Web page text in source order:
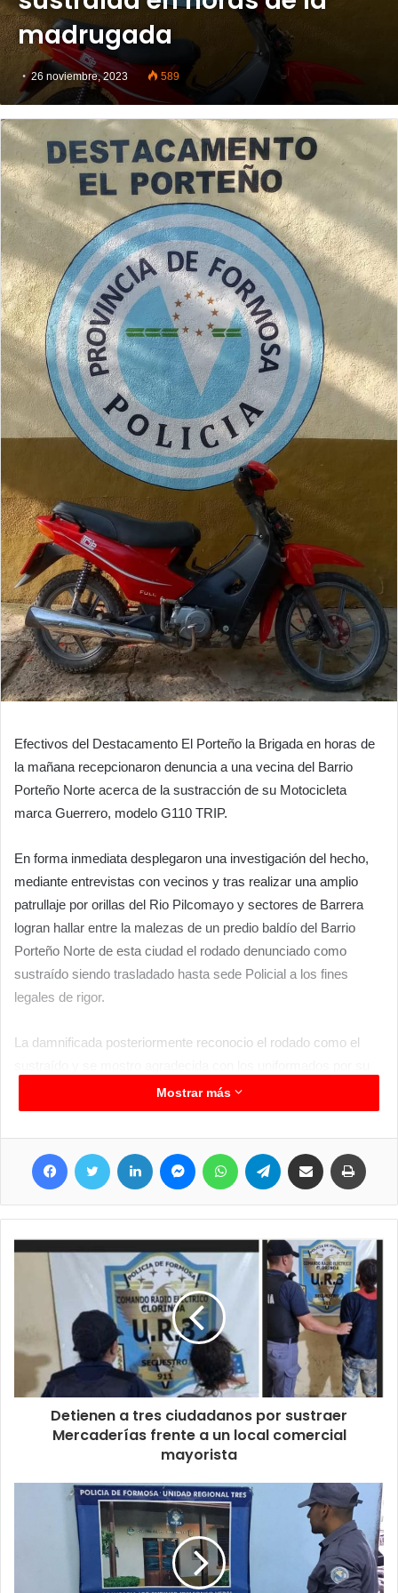
madrugada
26 noviembre, 2023 589
Efectivos del Destacamento El Porteño la Brigada en horas de
la mañana recepcionaron denuncia a una vecina del Barrio
Porteño Norte acerca de la sustracción de su Motocicleta
marca Guerrero, modelo G110 TRIP.
En forma inmediata desplegaron una investigación del hecho,
mediante entrevistas con vecinos y tras realizar una amplio
patrullaje por orillas del Rio Pilcomayo y sectores de Barrera
logran hallar entre la malezas de un predio baldío del Barrio
Porteño Norte de esta ciudad el rodado denunciado como
sustraído siendo trasladado hasta sede Policial a los fines
legales de rigor.
La damnificada posteriormente reconocio el rodado como el
Mostrar más
Facebook Twitter LinkedIn MessengerWhatsApp Telegram Compartir por correo electrónico
Detienen a tres ciudadanos por sustraer
Mercaderías frente a un local comercial
mayorista